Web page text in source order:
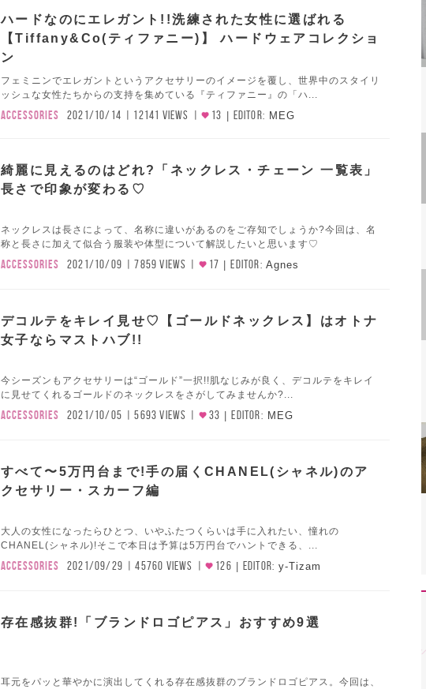
ハードなのにエレガント!!洗練された女性に選ばれる
【Tiffany&Co(ティファニー)】 ハードウェアコレクショ
ン
フェミニンでエレガントというアクセサリーのイメージを覆し、世界中のスタイリ
ッシュな女性たちからの支持を集めている『ティファニー』の「ハ...
ACCESSORIES 2021/10/14 12141 VIEWS 13 EDITOR: MEG
綺麗に見えるのはどれ?「ネックレス・チェーン 一覧表」
長さで印象が変わる♡
ネックレスは長さによって、名称に違いがあるのをご存知でしょうか?今回は、名
称と長さに加えて似合う服装や体型について解説したいと思います♡
ACCESSORIES 2021/10/09 7859 VIEWS 17 EDITOR: Agnes
デコルテをキレイ見せ♡【ゴールドネックレス】はオトナ
女子ならマストハブ!!
今シーズンもアクセサリーは“ゴールド”一択!!肌なじみが良く、デコルテをキレイ
に見せてくれるゴールドのネックレスをさがしてみませんか?...
ACCESSORIES 2021/10/05 5693 VIEWS 33 EDITOR: MEG
すべて〜5万円台まで!手の届くCHANEL(シャネル)のア
クセサリー・スカーフ編
大人の女性になったらひとつ、いやふたつくらいは手に入れたい、憧れの
CHANEL(シャネル)!そこで本日は予算は5万円台でハントできる、...
ACCESSORIES 2021/09/29 45760 VIEWS 126 EDITOR: y-Tizam
存在感抜群!「ブランドロゴピアス」おすすめ9選
耳元をパッと華やかに演出してくれる存在感抜群のブランドロゴピアス。今回は、